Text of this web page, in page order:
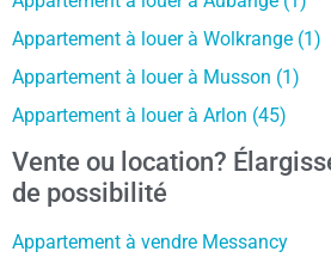
Appartement à louer à Wolkrange (1)
Appartement à louer à Musson (1)
Appartement à louer à Arlon (45)
Vente ou location?
de possibilité
Appartement à vendre Messancy